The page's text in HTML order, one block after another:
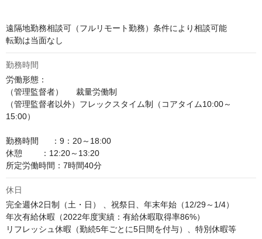
遠隔地勤務相談可（フルリモート勤務）条件により相談可能
転勤は当面なし
勤務時間
労働形態：
（管理監督者）　  裁量労働制
（管理監督者以外）フレックスタイム制（コアタイム10:00～
15:00）
勤務時間　  ：9：20～18:00
休憩        ：12:20～13:20
所定労働時間：7時間40分
休日
完全週休2日制（土・日） 、祝祭日、年末年始（12/29～1/4）
年次有給休暇（2022年度実績：有給休暇取得率86%）
リフレッシュ休暇（勤続5年ごとに5日間を付与）、特別休暇等